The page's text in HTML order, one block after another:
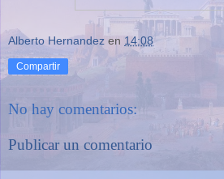
Alberto Hernandez en 14:08
Compartir
No hay comentarios:
Publicar un comentario